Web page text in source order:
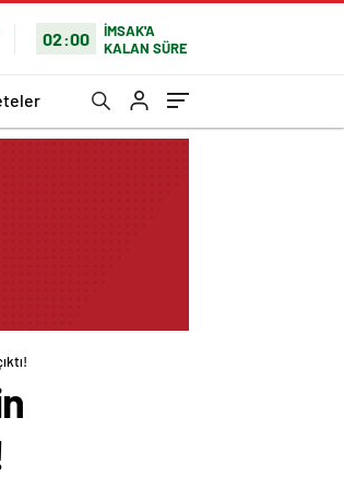
02:00
İMSAK'A
KALAN SÜRE